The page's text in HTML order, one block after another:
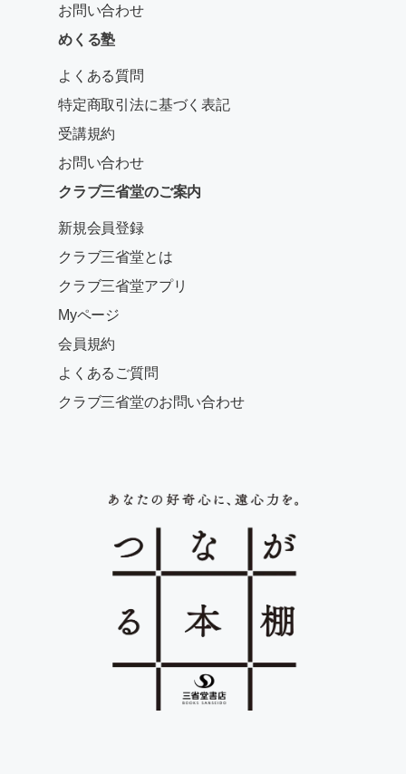
お問い合わせ
めくる塾
よくある質問
特定商取引法に基づく表記
受講規約
お問い合わせ
クラブ三省堂のご案内
新規会員登録
クラブ三省堂とは
クラブ三省堂アプリ
Myページ
会員規約
よくあるご質問
クラブ三省堂のお問い合わせ